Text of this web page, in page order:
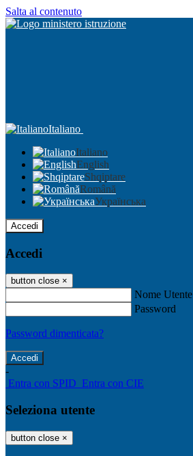
Salta al contenuto
Italiano
Italiano
English
Shqiptare
Română
Українська
Accedi
Accedi
button close ×
Nome Utente
Password
Password dimenticata?
-
Entra con SPID Entra con CIE
Seleziona utente
button close ×